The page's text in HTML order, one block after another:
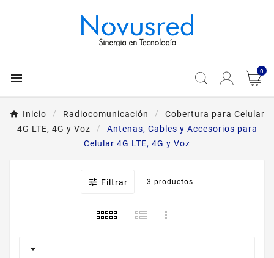
 0
Inicio Radiocomunicación
Cobertura para Celular
4G LTE, 4G y Voz
Antenas, Cables y Accesorios para
Celular 4G LTE, 4G y Voz
 Filtrar 3 productos
